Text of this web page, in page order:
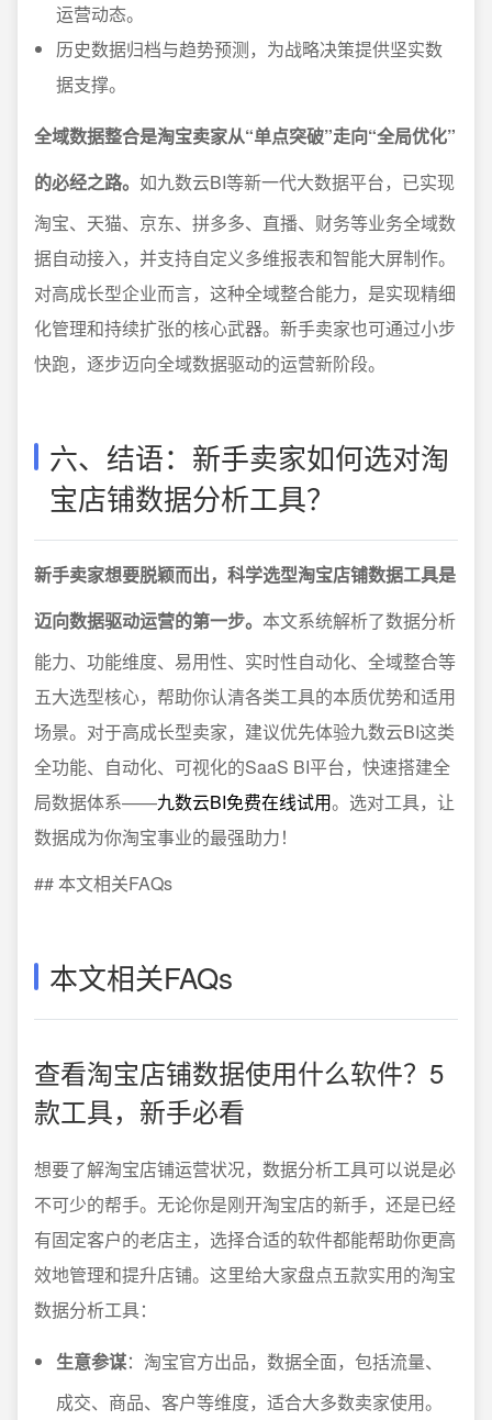
运营动态。
历史数据归档与趋势预测，为战略决策提供坚实数
据支撑。
全域数据整合是淘宝卖家从“单点突破”走向“全局优化”
的必经之路。 如九数云BI等新一代大数据平台，已实现
淘宝、天猫、京东、拼多多、直播、财务等业务全域数
据自动接入，并支持自定义多维报表和智能大屏制作。
对高成长型企业而言，这种全域整合能力，是实现精细
化管理和持续扩张的核心武器。新手卖家也可通过小步
快跑，逐步迈向全域数据驱动的运营新阶段。
六、结语：新手卖家如何选对淘
宝店铺数据分析工具？
新手卖家想要脱颖而出，科学选型淘宝店铺数据工具是
迈向数据驱动运营的第一步。 本文系统解析了数据分析
能力、功能维度、易用性、实时性自动化、全域整合等
五大选型核心，帮助你认清各类工具的本质优势和适用
场景。对于高成长型卖家，建议优先体验九数云BI这类
全功能、自动化、可视化的SaaS BI平台，快速搭建全
局数据体系——九数云BI免费在线试用。选对工具，让
数据成为你淘宝事业的最强助力！
## 本文相关FAQs
本文相关FAQs
查看淘宝店铺数据使用什么软件？5
款工具，新手必看
想要了解淘宝店铺运营状况，数据分析工具可以说是必
不可少的帮手。无论你是刚开淘宝店的新手，还是已经
有固定客户的老店主，选择合适的软件都能帮助你更高
效地管理和提升店铺。这里给大家盘点五款实用的淘宝
数据分析工具：
生意参谋：淘宝官方出品，数据全面，包括流量、
成交、商品、客户等维度，适合大多数卖家使用。